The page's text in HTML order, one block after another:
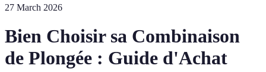
27 March 2026
Bien Choisir sa Combinaison
de Plongée : Guide d'Achat